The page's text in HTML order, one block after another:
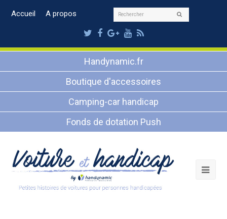
Accueil A propos Rechercher
Twitter
Facebook
Google
Plus
Youtube
RSS
Handynamic.fr
Boutique d'accessoires
Camping-car handicap
Fonds de dotation Push